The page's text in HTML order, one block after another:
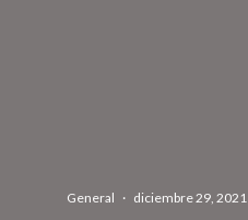
General · diciembre 29, 2021